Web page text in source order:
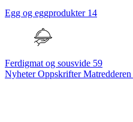
Egg og eggprodukter 14
Ferdigmat og sousvide 59
NyheterOppskrifterMatredderen